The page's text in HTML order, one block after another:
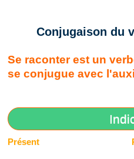
Conjugaison du
Se raconter est un
se conjugue avec
Présent